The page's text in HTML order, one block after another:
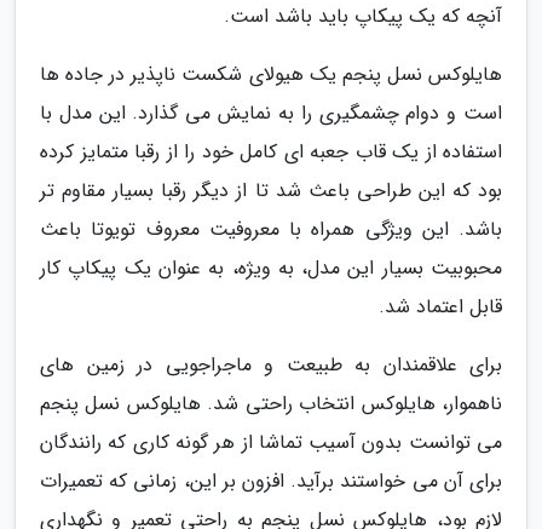
آنچه که یک پیکاپ باید باشد است.
هایلوکس نسل پنجم یک هیولای شکست ناپذیر در جاده ها
است و دوام چشمگیری را به نمایش می گذارد. این مدل با
استفاده از یک قاب جعبه ای کامل خود را از رقبا متمایز کرده
بود که این طراحی باعث شد تا از دیگر رقبا بسیار مقاوم تر
باشد. این ویژگی همراه با معروفیت معروف تویوتا باعث
محبوبیت بسیار این مدل، به ویژه، به عنوان یک پیکاپ کار
قابل اعتماد شد.
برای علاقمندان به طبیعت و ماجراجویی در زمین های
ناهموار، هایلوکس انتخاب راحتی شد. هایلوکس نسل پنجم
می توانست بدون آسیب تماشا از هر گونه کاری که رانندگان
برای آن می خواستند برآید. افزون بر این، زمانی که تعمیرات
لازم بود، هایلوکس نسل پنجم به راحتی تعمیر و نگهداری